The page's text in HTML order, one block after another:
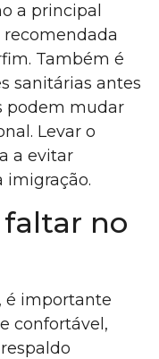
a principal
Também é
sanitárias antes
podem mudar
Levar o
a evitar
imigração.
no
é importante
confortável,